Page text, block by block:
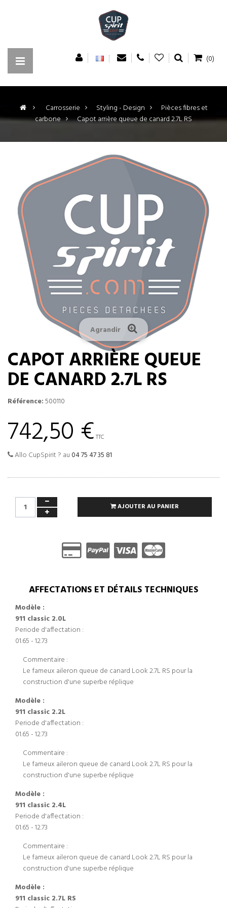
(0)
> Carrosserie > Styling - Design >
Pièces fibres et
carbone > Capot arrière queue de canard 2.7L RS
Agrandir
CAPOT ARRIÈRE QUEUE
DE CANARD 2.7L RS
Référence:500110
742,50 € TTC
Allo CupSpirit ? au 04 75 47 35 81
AJOUTER AU PANIER
AFFECTATIONS ET DÉTAILS TECHNIQUES
Modèle :
911 classic 2.0L
Periode d'affectation :
01.65 - 12.73
Commentaire :
Le fameux aileron queue de canard Look 2.7L RS pour la
construction d'une superbe réplique
Modèle :
911 classic 2.2L
Periode d'affectation :
01.65 - 12.73
Commentaire :
Le fameux aileron queue de canard Look 2.7L RS pour la
construction d'une superbe réplique
Modèle :
911 classic 2.4L
Periode d'affectation :
01.65 - 12.73
Commentaire :
Le fameux aileron queue de canard Look 2.7L RS pour la
construction d'une superbe réplique
Modèle :
911 classic 2.7L RS